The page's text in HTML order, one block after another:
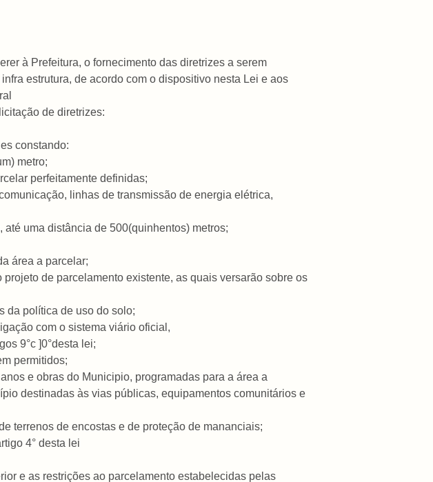
à Prefeitura, o fornecimento das diretrizes a serem
estrutura, de acordo com o dispositivo nesta Lei e aos
de diretrizes:
constando:
metro;
perfeitamente definidas;
linhas de transmissão de energia elétrica,
uma distância de 500(quinhentos) metros;
área a parcelar;
de parcelamento existente, as quais versarão sobre os
da política de uso do solo;
com o sistema viário oficial,
9°c ]0°desta lei;
permitidos;
e obras do Municipio, programadas para a área a
às vias públicas, equipamentos comunitários e
terrenos de encostas e de proteção de mananciais;
4° desta lei
e as restrições ao parcelamento estabelecidas pelas